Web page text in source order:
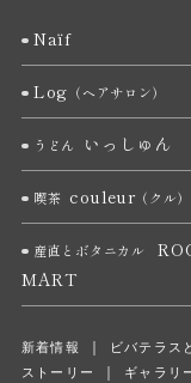
Naïf
Log （ヘアサロン）
うどん いっしゅん
喫茶 couleur （クル）
産直とボタニカル
MART
新着情報 ビバテラス
ストーリー
ギャラリ